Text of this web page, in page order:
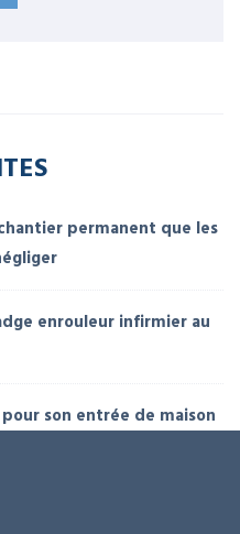
permanent que les
enrouleur infirmier au
son entrée de maison